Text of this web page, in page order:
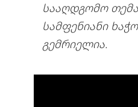
სააღდგომო
სამფენიანი
გემრიელია.